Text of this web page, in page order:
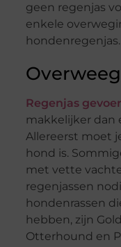
geen regenjas
enkele
hondenregenjas.
Regenjas
makkelijker dan
Allereerst moet
hond is.
met vette
regenjassen
hondenrassen
hebben, zijn
Otterhound en